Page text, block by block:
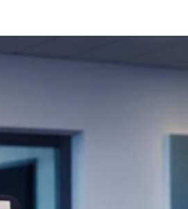
ofte
leje min ladeboks?
fjernvarme?
regning?